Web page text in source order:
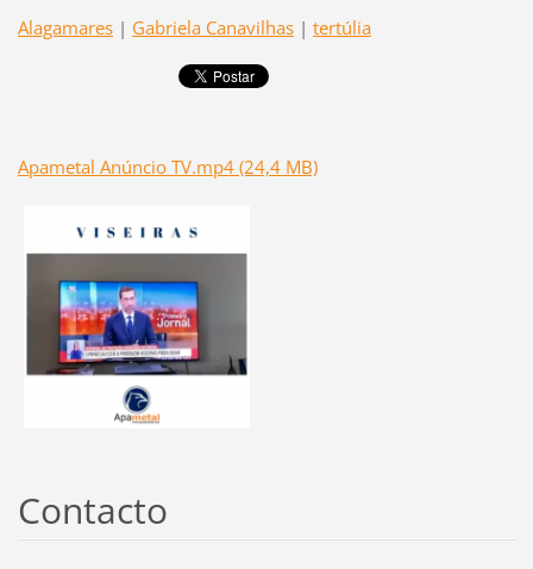
Alagamares | Gabriela Canavilhas | tertúlia
Apametal Anúncio TV.mp4 (24,4 MB)
Contacto